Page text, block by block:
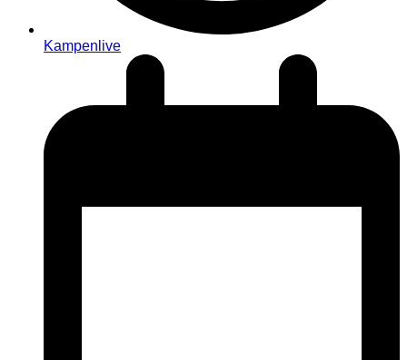
Kampenlive